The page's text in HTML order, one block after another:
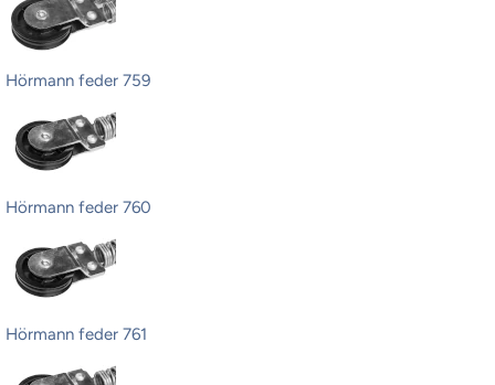
Hörmann feder 759
Hörmann feder 760
Hörmann feder 761